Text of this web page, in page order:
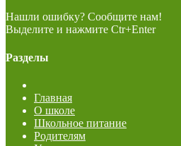
Нашли ошибку? Сообщите нам!
Выделите и нажмите Ctr+Enter
Разделы
Главная
О школе
Школьное питание
Родителям